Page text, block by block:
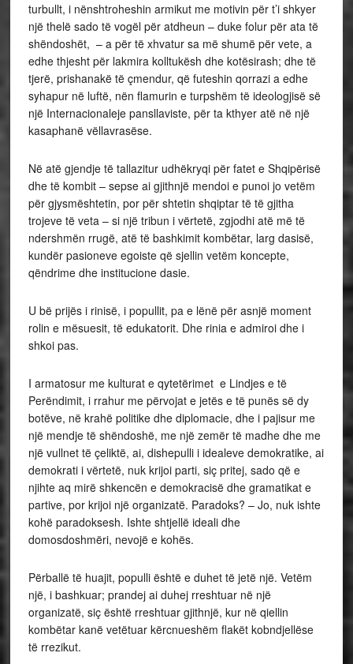
turbullt, i nënshtroheshin armikut me motivin për t’i shkyer
një thelë sado të vogël për atdheun – duke folur për ata të
shëndoshët, – a për të xhvatur sa më shumë për vete, a
edhe thjesht për lakmira kolltukësh dhe kotësirash; dhe të
tjerë, prishanakë të çmendur, që futeshin qorrazi a edhe
syhapur në luftë, nën flamurin e turpshëm të ideologjisë së
një Internacionaleje pansllaviste, për ta kthyer atë në një
kasaphanë vëllavrasëse.
Në atë gjendje të tallazitur udhëkryqi për fatet e Shqipërisë
dhe të kombit – sepse ai gjithnjë mendoi e punoi jo vetëm
për gjysmështetin, por për shtetin shqiptar të të gjitha
trojeve të veta – si një tribun i vërtetë, zgjodhi atë më të
ndershmën rrugë, atë të bashkimit kombëtar, larg dasisë,
kundër pasioneve egoiste që sjellin vetëm koncepte,
qëndrime dhe institucione dasie.
U bë prijës i rinisë, i popullit, pa e lënë për asnjë moment
rolin e mësuesit, të edukatorit. Dhe rinia e admiroi dhe i
shkoi pas.
I armatosur me kulturat e qytetërimet e Lindjes e të
Perëndimit, i rrahur me përvojat e jetës e të punës së dy
botëve, në krahë politike dhe diplomacie, dhe i pajisur me
një mendje të shëndoshë, me një zemër të madhe dhe me
një vullnet të çeliktë, ai, dishepulli i idealeve demokratike, ai
demokrati i vërtetë, nuk krijoi parti, siç pritej, sado që e
njihte aq mirë shkencën e demokracisë dhe gramatikat e
partive, por krijoi një organizatë. Paradoks? – Jo, nuk ishte
kohë paradoksesh. Ishte shtjellë ideali dhe
domosdoshmëri, nevojë e kohës.
Përballë të huajit, populli është e duhet të jetë një. Vetëm
një, i bashkuar; prandej ai duhej rreshtuar në një
organizatë, siç është rreshtuar gjithnjë, kur në qiellin
kombëtar kanë vetëtuar kërcnueshëm flakët kobndjellëse
të rrezikut.